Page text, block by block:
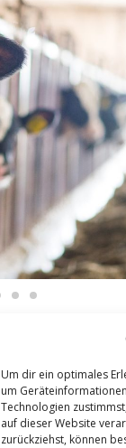
Um dir ein optimales
um
Technologien
auf dieser Website
zurückziehst, können